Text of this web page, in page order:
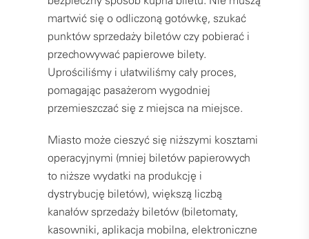
martwić się o odliczoną gotówkę, szukać
punktów sprzedaży biletów czy pobierać i
przechowywać papierowe bilety.
Uprościliśmy i ułatwiliśmy cały proces,
pomagając pasażerom wygodniej
przemieszczać się z miejsca na miejsce.
Miasto może cieszyć się niższymi kosztami
operacyjnymi (mniej biletów papierowych
to niższe wydatki na produkcję i
dystrybucję biletów), większą liczbą
kanałów sprzedaży biletów (biletomaty,
kasowniki, aplikacja mobilna, elektroniczne